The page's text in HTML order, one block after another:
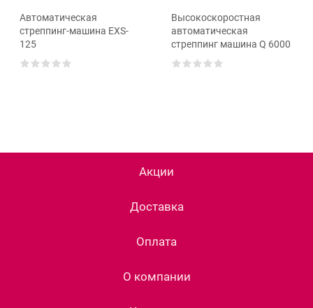
Автоматическая
стреппинг-машина EXS-
125
Высокоскоростная
автоматическая
стреппинг машина Q 6000
Акции
Доставка
Оплата
О компании